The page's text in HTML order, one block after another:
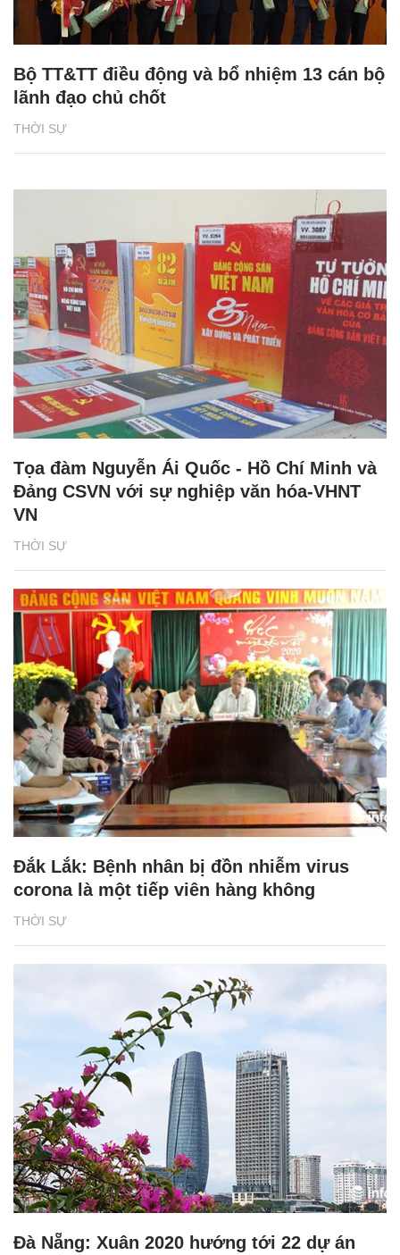
THỜI SỰ
Bộ TT&TT điều động và bổ nhiệm 13 cán bộ
lãnh đạo chủ chốt
THỜI SỰ
Tọa đàm Nguyễn Ái Quốc - Hồ Chí Minh và
Đảng CSVN với sự nghiệp văn hóa-VHNT
VN
THỜI SỰ
Đắk Lắk: Bệnh nhân bị đồn nhiễm virus
corona là một tiếp viên hàng không
Đà Nẵng: Xuân 2020 hướng tới 22 dự án